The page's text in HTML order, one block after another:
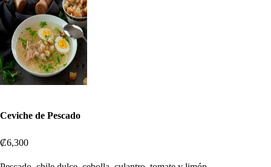
Ceviche de Pescado
₡6,300